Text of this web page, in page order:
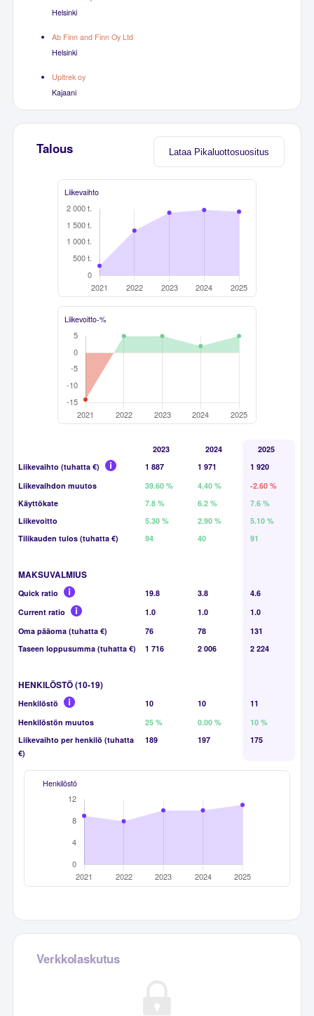
Helsinki
Ab Finn and Finn Oy Ltd
Helsinki
Upitrek oy
Kajaani
Lataa Pikaluottosuositus
Talous
Liikevaihto
Liikevoitto-%
2023 2024
2025
Liikevaihto (tuhatta €)
1 887 1 971
1 920
Liikevaihdon muutos
39.60 % 4.40 %
-2.60 %
Käyttökate
7.8 % 6.2 %
7.6 %
Liikevoitto
5.30 % 2.90 %
5.10 %
Tilikauden tulos (tuhatta €)
94 40 91
MAKSUVALMIUS
Quick ratio 19.8 3.8
4.6
Current ratio
1.0 1.0
1.0
Oma pääoma (tuhatta €)
76 78
131
Taseen loppusumma (tuhatta €)
1 716 2 006 2 224
HENKILÖSTÖ (10-19)
Henkilöstö 10 10
11
Henkilöstön muutos
25 % 0.00 %
10 %
Liikevaihto per henkilö (tuhatta
€)
189 197 175
Henkilöstö
Verkkolaskutus